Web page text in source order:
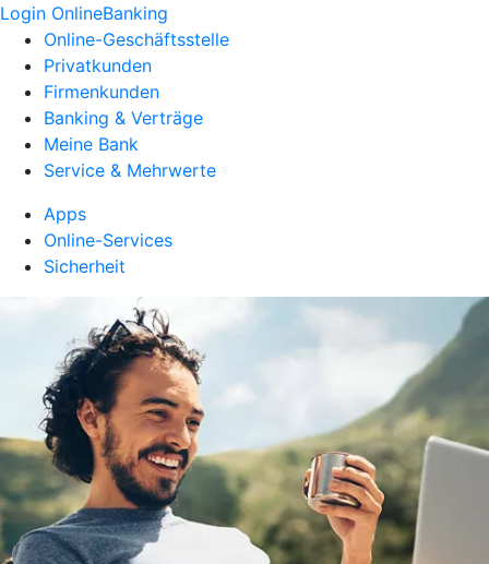
Login OnlineBanking
Online-Geschäftsstelle
Privatkunden
Firmenkunden
Banking & Verträge
Meine Bank
Service & Mehrwerte
Apps
Online-Services
Sicherheit